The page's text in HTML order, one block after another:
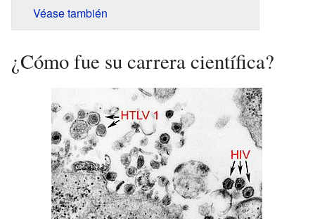
Véase también
¿Cómo fue su carrera científica?